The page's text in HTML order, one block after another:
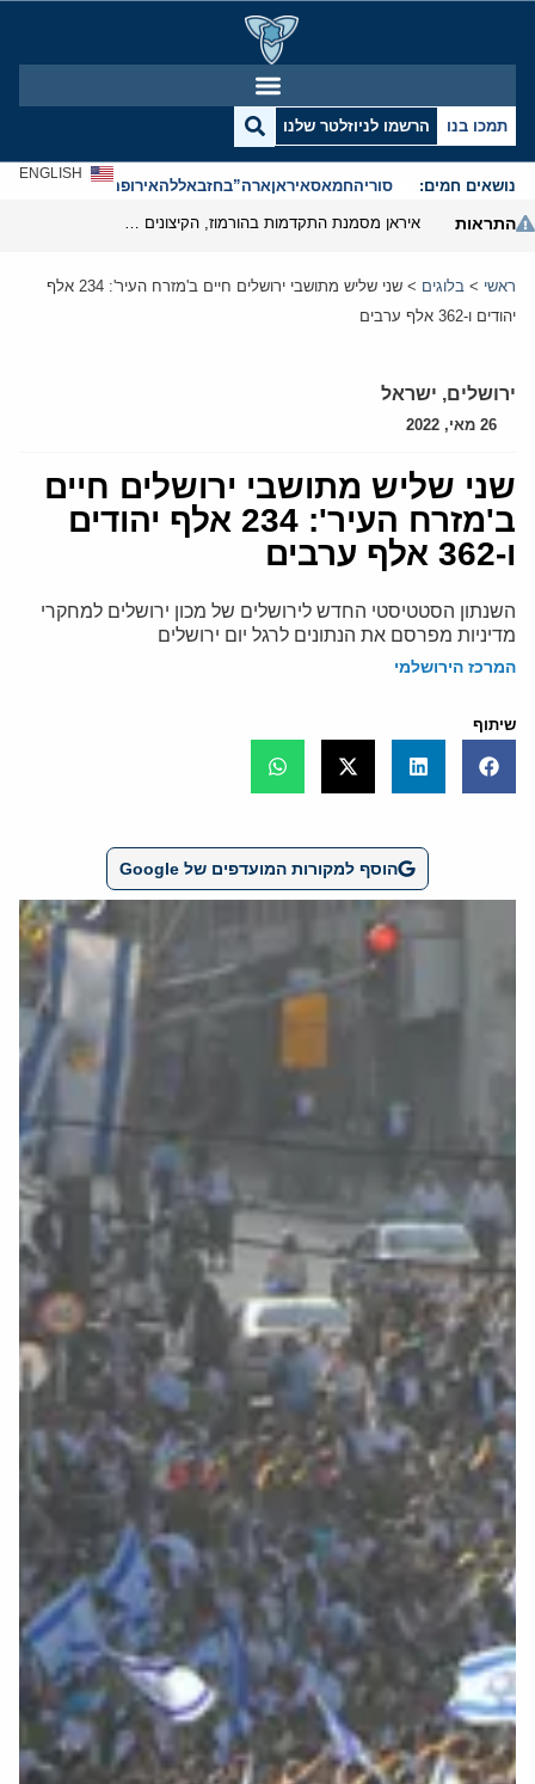
תמכו בנו הרשמו לניוזלטר שלנו
נושאים חמים: סוריהחמאסאיראןארה”בחזבאללהאירופהאנטישמיות
ENGLISH
התראות
ראשי > בלוגים >
שני שליש מתושבי ירושלים חיים ב'מזרח העיר': 234 אלף
יהודים ו-362 אלף ערבים
ירושלים, ישראל
26 מאי, 2022
שני שליש מתושבי ירושלים חיים
ב'מזרח העיר': 234 אלף יהודים
ו-362 אלף ערבים
השנתון הסטטיסטי החדש לירושלים של מכון ירושלים למחקרי
מדיניות מפרסם את הנתונים לרגל יום ירושלים
המרכז הירושלמי
שיתוף
הוסף למקורות המועדפים של Google